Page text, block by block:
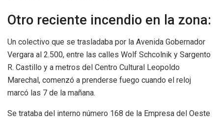
Otro reciente incendio en la zona:
Un colectivo que se trasladaba por la Avenida Gobernador
Vergara al 2.500, entre las calles Wolf Schcolnik y Sargento
R. Castillo y a metros del Centro Cultural Leopoldo
Marechal, comenzó a prenderse fuego cuando el reloj
marcó las 7 de la mañana.
Se trataba del interno número 168 de la Empresa del Oeste